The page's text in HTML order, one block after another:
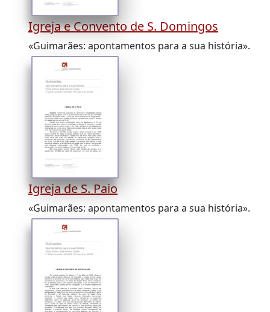
Igreja e Convento de S. Domingos
«Guimarães: apontamentos para a sua história».
Igreja de S. Paio
«Guimarães: apontamentos para a sua história».